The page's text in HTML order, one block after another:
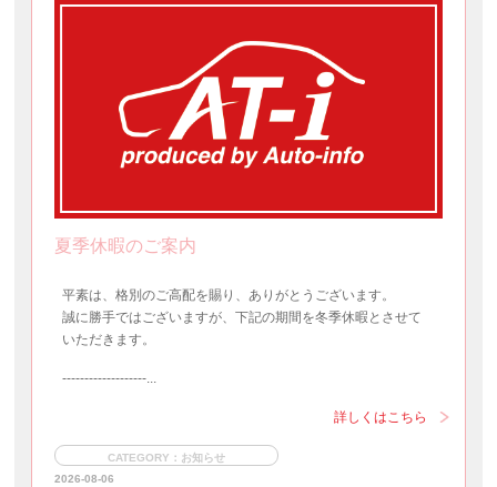
夏季休暇のご案内
平素は、格別のご高配を賜り、ありがとうございます。
誠に勝手ではございますが、下記の期間を冬季休暇とさせて
いただきます。
-------------------...
詳しくはこちら
CATEGORY：お知らせ
2026-08-06